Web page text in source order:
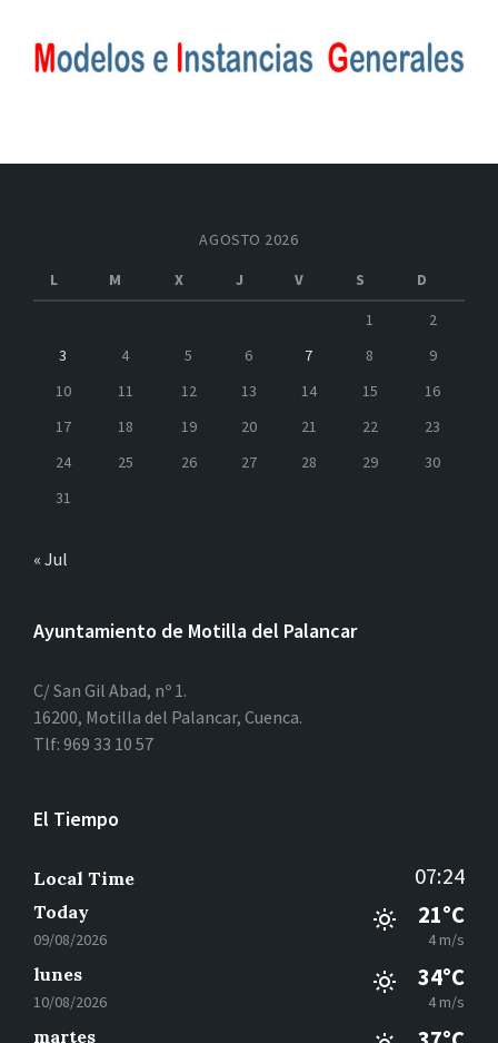
AGOSTO 2026
L
M X J V S
D
1
2
3
4 5 6 7 8
9
10
11 12 13 14 15
16
17
18 19 20 21 22
23
24
25 26 27 28 29
30
31
« Jul
Ayuntamiento de Motilla del Palancar
C/ San Gil Abad, nº 1.
16200, Motilla del Palancar, Cuenca.
Tlf: 969 33 10 57
El Tiempo
Local Time 07:24
Today
09/08/2026
21°C
4 m/s
lunes
10/08/2026
34°C
4 m/s
martes